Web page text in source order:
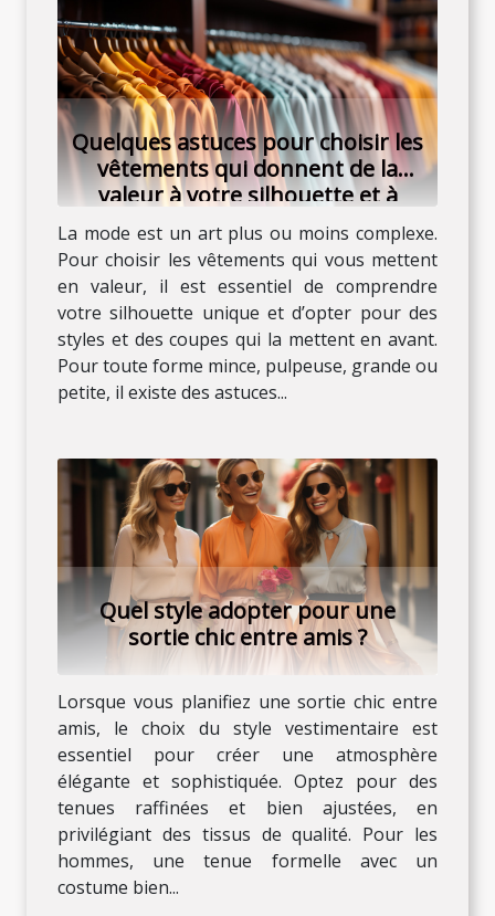
Quelques astuces pour choisir les
vêtements qui donnent de la
valeur à votre silhouette et à
votre personnalité
La mode est un art plus ou moins complexe.
Pour choisir les vêtements qui vous mettent
en valeur, il est essentiel de comprendre
votre silhouette unique et d’opter pour des
styles et des coupes qui la mettent en avant.
Pour toute forme mince, pulpeuse, grande ou
petite, il existe des astuces...
Quel style adopter pour une
sortie chic entre amis ?
Lorsque vous planifiez une sortie chic entre
amis, le choix du style vestimentaire est
essentiel pour créer une atmosphère
élégante et sophistiquée. Optez pour des
tenues raffinées et bien ajustées, en
privilégiant des tissus de qualité. Pour les
hommes, une tenue formelle avec un
costume bien...